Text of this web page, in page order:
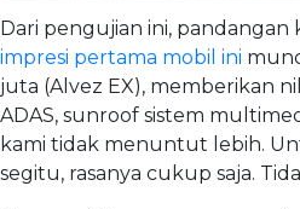
Dari pengujian ini, pandangan
impresi pertama mobil ini
juta (Alvez EX), memberikan
ADAS, sunroof sistem
kami tidak menuntut lebih.
segitu, rasanya cukup saja.